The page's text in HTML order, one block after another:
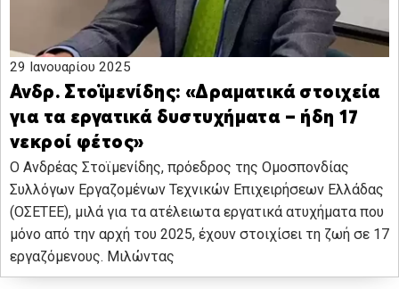
29 Ιανουαρίου 2025
Ανδρ. Στοϊμενίδης: «Δραματικά στοιχεία
για τα εργατικά δυστυχήματα – ήδη 17
νεκροί φέτος»
Ο Ανδρέας Στοϊμενίδης, πρόεδρος της Ομοσπονδίας
Συλλόγων Εργαζομένων Τεχνικών Επιχειρήσεων Ελλάδας
(ΟΣΕΤΕΕ), μιλά για τα ατέλειωτα εργατικά ατυχήματα που
μόνο από την αρχή του 2025, έχουν στοιχίσει τη ζωή σε 17
εργαζόμενους. Μιλώντας